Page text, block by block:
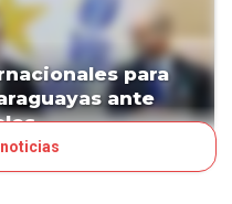
para
ante